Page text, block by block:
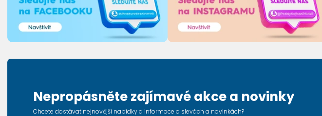
Nepropásněte zajímavé akce a novinky
Chcete dostávat nejnovější nabídky a informace o slevách a novinkách?